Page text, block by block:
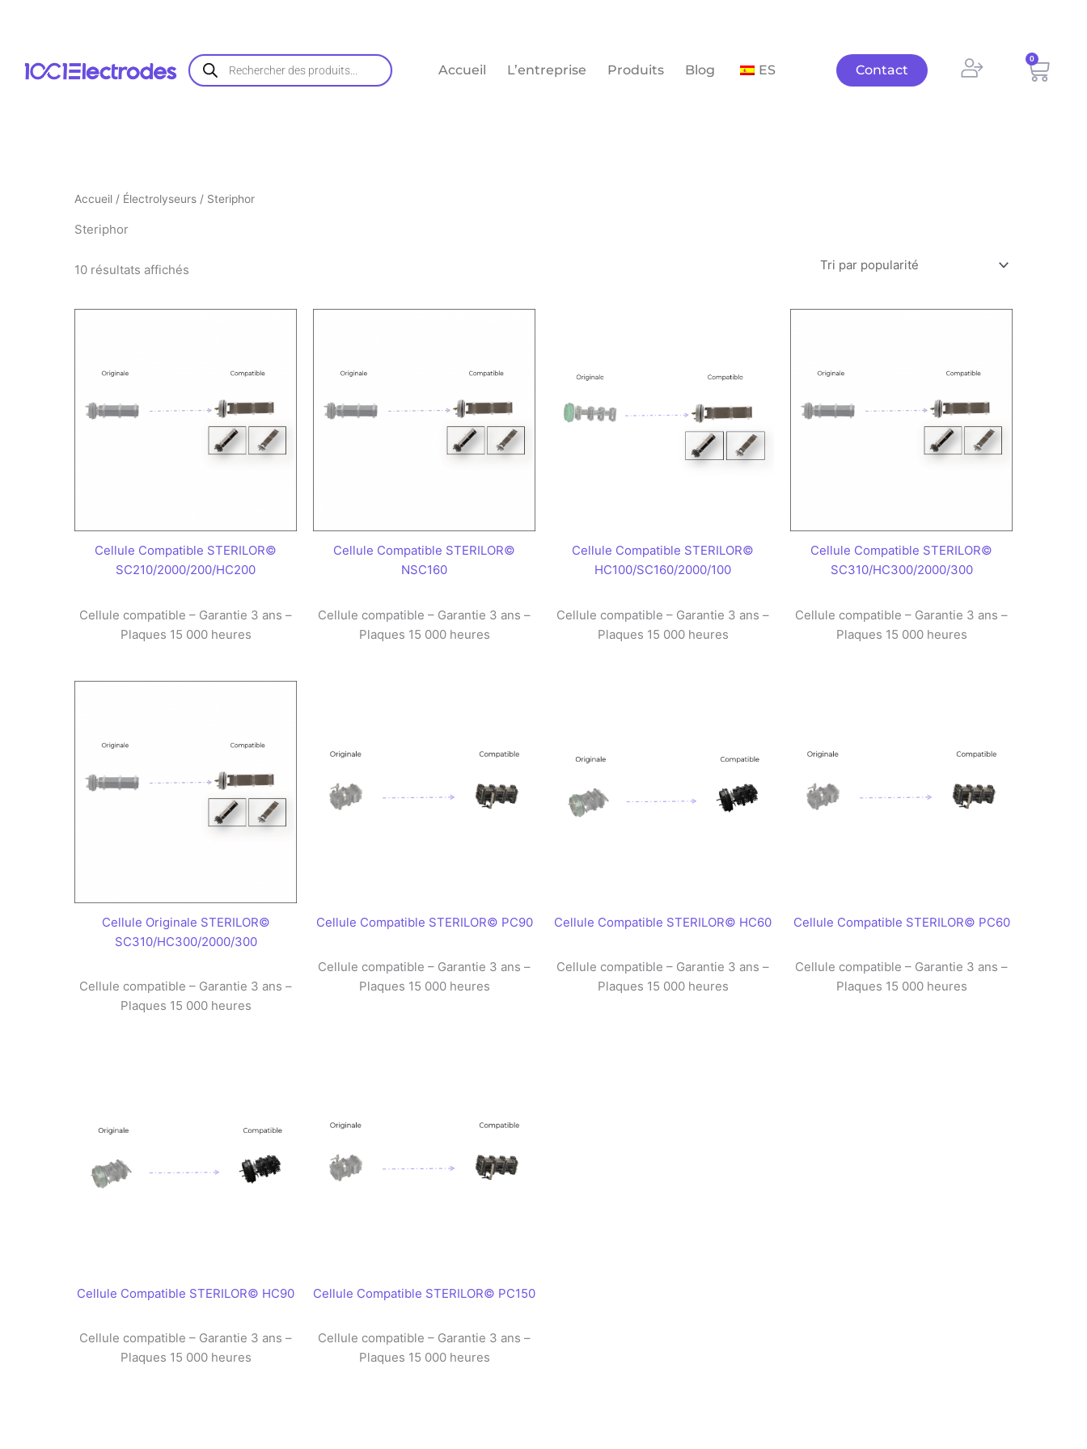
Recherche
de
produits
Accueil L’entreprise Produits Blog ES Contact
0
Accueil / Électrolyseurs / Steriphor
Steriphor
10 résultats affichés
Cellule Compatible STERILOR©
SC210/2000/200/HC200
Cellule compatible – Garantie 3 ans –
Plaques 15 000 heures
Cellule Compatible STERILOR©
NSC160
Cellule compatible – Garantie 3 ans –
Plaques 15 000 heures
Cellule Compatible STERILOR©
HC100/SC160/2000/100
Cellule compatible – Garantie 3 ans –
Plaques 15 000 heures
Cellule Compatible STERILOR©
SC310/HC300/2000/300
Cellule compatible – Garantie 3 ans –
Plaques 15 000 heures
Cellule Originale STERILOR©
SC310/HC300/2000/300
Cellule compatible – Garantie 3 ans –
Plaques 15 000 heures
Cellule Compatible STERILOR© PC90
Cellule compatible – Garantie 3 ans –
Plaques 15 000 heures
Cellule Compatible STERILOR© HC60
Cellule compatible – Garantie 3 ans –
Plaques 15 000 heures
Cellule Compatible STERILOR© PC60
Cellule compatible – Garantie 3 ans –
Plaques 15 000 heures
Cellule Compatible STERILOR© HC90
Cellule compatible – Garantie 3 ans –
Plaques 15 000 heures
Cellule Compatible STERILOR© PC150
Cellule compatible – Garantie 3 ans –
Plaques 15 000 heures